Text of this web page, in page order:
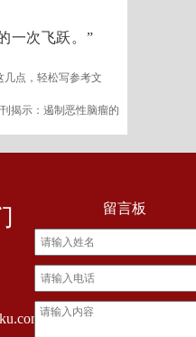
一次飞跃。”
几点，轻松写参考文
揭示：遏制恶性脑瘤的
留言板